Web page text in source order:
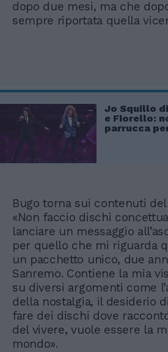
dopo due mesi, ma che
sempre riportata quella
Jo Squillo
e Fiorello:
parrucca
Bugo torna sui contenuti
«Non faccio dischi
lanciare un messaggio
per quello che mi riguarda
un pacchetto unico, due
Sanremo. Contiene la mia
su diversi argomenti come
della nostalgia, il desiderio
fare dei dischi dove
del vivere, vuole essere la
mondo».